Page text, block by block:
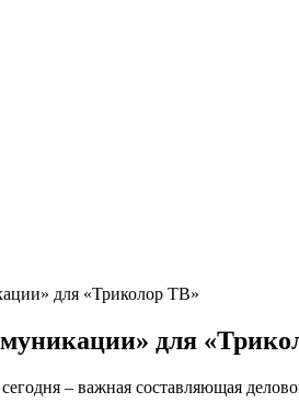
для «Триколор ТВ»
для
– важная составляющая